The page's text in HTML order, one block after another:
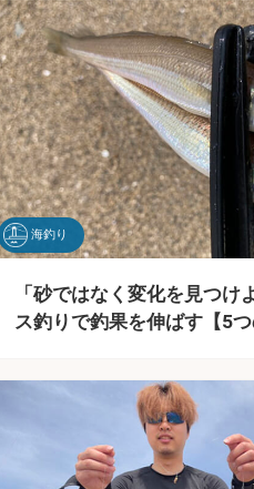
海釣り
「砂ではなく変化を見つけ
ス釣りで釣果を伸ばす【5